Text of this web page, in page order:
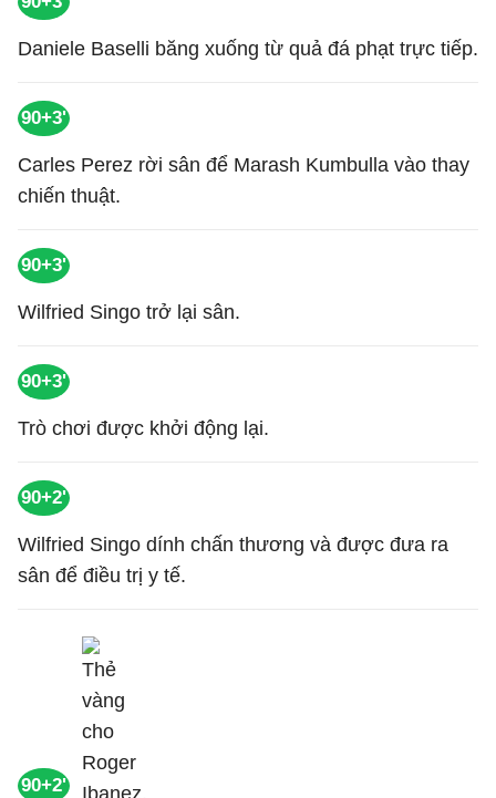
Daniele Baselli băng xuống từ quả đá phạt trực tiếp.
90+3'
Carles Perez rời sân để Marash Kumbulla vào thay
chiến thuật.
90+3'
Wilfried Singo trở lại sân.
90+3'
Trò chơi được khởi động lại.
90+2'
Wilfried Singo dính chấn thương và được đưa ra
sân để điều trị y tế.
90+2'